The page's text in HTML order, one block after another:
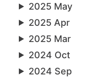
2025 May
2025 Apr
2025 Mar
2024 Oct
2024 Sep